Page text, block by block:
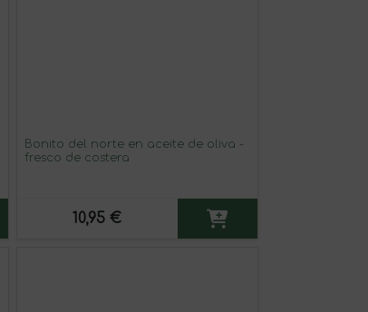
Bonito del norte en aceite de oliva -
fresco de costera
10,95 €